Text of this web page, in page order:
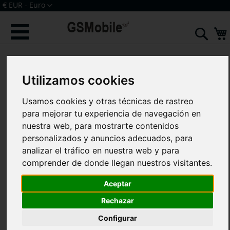
Utilizamos cookies
Usamos cookies y otras técnicas de rastreo
para mejorar tu experiencia de navegación en
nuestra web, para mostrarte contenidos
personalizados y anuncios adecuados, para
analizar el tráfico en nuestra web y para
comprender de donde llegan nuestros visitantes.
Aceptar
Rechazar
Configurar
Ir
al
contenido
Moneda
€ EUR - Euro
al
galería
imágenes